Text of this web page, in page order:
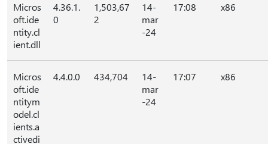
Micros
oft.ide
ntity.cl
ient.dll
4.36.1.
0
1,503,67
2
14-
mar
-24
17:08 x86
Micros
oft.ide
ntitym
odel.cl
ients.a
ctivedi
4.4.0.0 434,704
14-
mar
-24
17:07 x86